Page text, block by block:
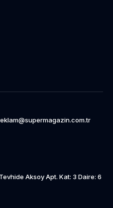
Aksoy Apt. Kat: 3 Daire: 6